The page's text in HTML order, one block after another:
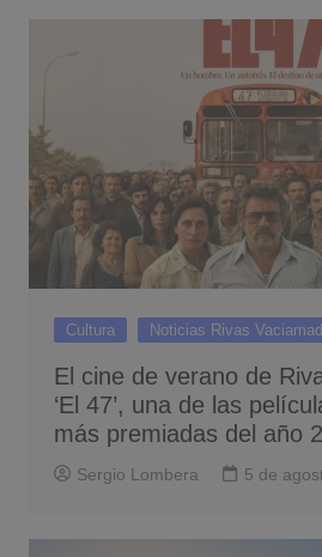
Cultura Noticias Rivas
El cine de verano de
‘El 47’, una de las
más premiadas del año
Sergio Lombera 5 de